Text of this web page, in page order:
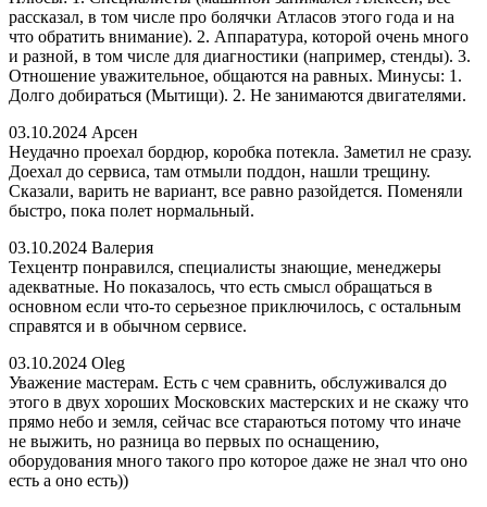
рассказал, в том числе про болячки Атласов этого года и на
что обратить внимание). 2. Аппаратура, которой очень много
и разной, в том числе для диагностики (например, стенды). 3.
Отношение уважительное, общаются на равных. Минусы: 1.
Долго добираться (Мытищи). 2. Не занимаются двигателями.
03.10.2024 Арсен
Неудачно проехал бордюр, коробка потекла. Заметил не сразу.
Доехал до сервиса, там отмыли поддон, нашли трещину.
Сказали, варить не вариант, все равно разойдется. Поменяли
быстро, пока полет нормальный.
03.10.2024 Валерия
Техцентр понравился, специалисты знающие, менеджеры
адекватные. Но показалось, что есть смысл обращаться в
основном если что-то серьезное приключилось, с остальным
справятся и в обычном сервисе.
03.10.2024 Oleg
Уважение мастерам. Есть с чем сравнить, обслуживался до
этого в двух хороших Московских мастерских и не скажу что
прямо небо и земля, сейчас все стараються потому что иначе
не выжить, но разница во первых по оснащению,
оборудования много такого про которое даже не знал что оно
есть а оно есть))